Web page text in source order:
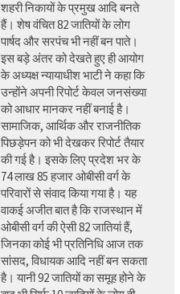
शहरी निकायों के प्रमुख आदि बनते
हैं। शेष वंचित 82 जातियों के लोग
पार्षद और सरपंच भी नहीं बन पाते।
इस बड़े अंतर को देखते हुए ही आयोग
के अध्यक्ष न्यायाधीश भाटी ने कहा कि
उन्होंने अपनी रिपोर्ट केवल जनसंख्या
को आधार मानकर नहीं बनाई है।
सामाजिक, आर्थिक और राजनीतिक
पिछड़ेपन को भी देखकर रिपोर्ट तैयार
की गई है। इसके लिए प्रदेश भर के
74 लाख 85 हजार ओबीसी वर्ग के
परिवारों से संवाद किया गया है। यह
वाकई अजीत बात है कि राजस्थान में
ओबीसी वर्ग की ऐसी 82 जातियां हैं,
जिनका कोई भी प्रतिनिधि आज तक
सांसद, विधायक आदि नहीं बन सकता
है। यानी 92 जातियों का समूह होने के